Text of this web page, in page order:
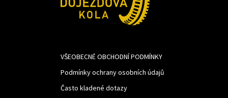
VŠEOBECNÉ OBCHODNÍ PODMÍNKY
Podmínky ochrany osobních údajů
Často kladené dotazy